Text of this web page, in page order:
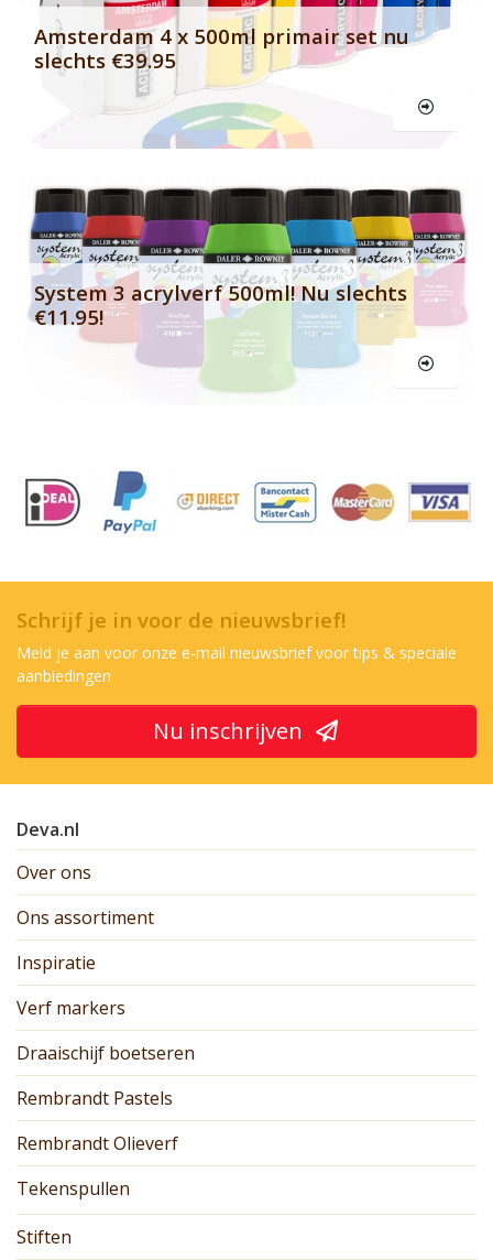
Amsterdam 4 x 500ml primair set nu
slechts €39.95
System 3 acrylverf 500ml! Nu slechts
€11.95!
Schrijf je in voor de nieuwsbrief!
Meld je aan voor onze e-mail nieuwsbrief voor tips & speciale
aanbiedingen
Nu inschrijven
Deva.nl
Over ons
Ons assortiment
Inspiratie
Verf markers
Draaischijf boetseren
Rembrandt Pastels
Rembrandt Olieverf
Tekenspullen
Stiften